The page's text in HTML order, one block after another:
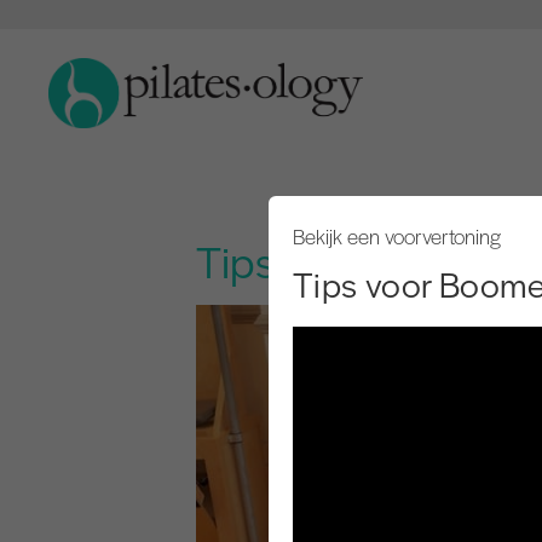
Tips voorBekijk een voorvertoning
Tips voor